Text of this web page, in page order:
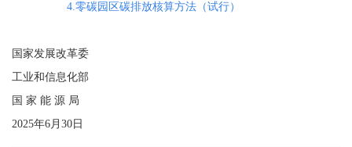
4.零碳园区碳排放核算方法（试行）
国家发展改革委
工业和信息化部
国 家 能 源 局
2025年6月30日